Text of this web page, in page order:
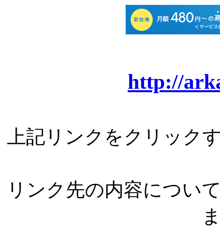
http://
上記リンクをクリック
リンク先の内容につい